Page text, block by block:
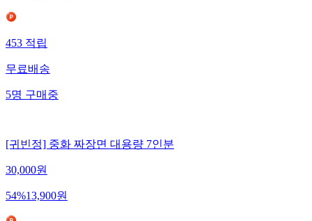
453적립
무료배송
5명구매중
[귀빈정] 중화 짜장면 대용량 7인분
30,000원
54%13,900원